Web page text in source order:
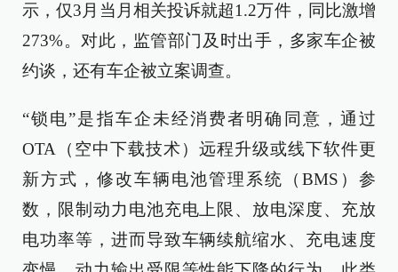
示，仅3月当月相关投诉就超1.2万件，同比激增
273%。对此，监管部门及时出手，多家车企被
约谈，还有车企被立案调查。
“锁电”是指车企未经消费者明确同意，通过
OTA（空中下载技术）远程升级或线下软件更
新方式，修改车辆电池管理系统（BMS）参
数，限制动力电池充电上限、放电深度、充放
电功率等，进而导致车辆续航缩水、充电速度